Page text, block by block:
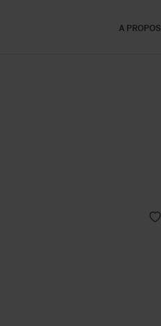
A PROPOS